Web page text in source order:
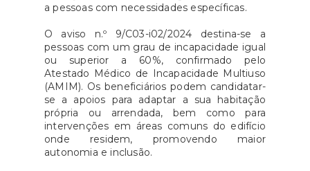
a pessoas com necessidades específicas.
O aviso n.º 9/C03-i02/2024 destina-se a
pessoas com um grau de incapacidade igual
ou superior a 60%, confirmado pelo
Atestado Médico de Incapacidade Multiuso
(AMIM). Os beneficiários podem candidatar-
se a apoios para adaptar a sua habitação
própria ou arrendada, bem como para
intervenções em áreas comuns do edifício
onde residem, promovendo maior
autonomia e inclusão.